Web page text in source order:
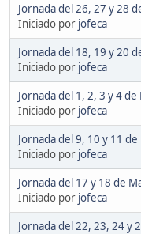
Jornada del 26, 27 y 28
Iniciado por jofeca
Jornada del 18, 19 y 20
Iniciado por jofeca
Jornada del 1, 2, 3 y 4 de
Iniciado por jofeca
Jornada del 9, 10 y 11 de
Iniciado por jofeca
Jornada del 17 y 18 de
Iniciado por jofeca
Jornada del 22, 23, 24 y